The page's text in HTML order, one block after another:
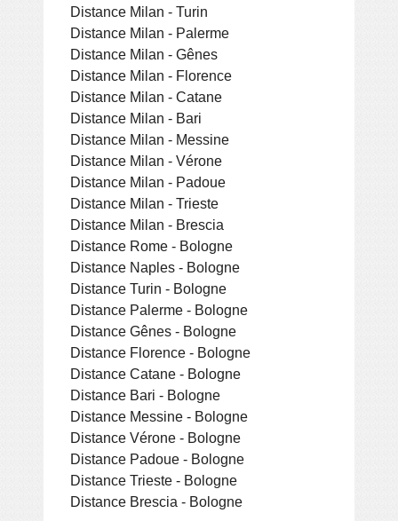
Distance Milan - Turin
Distance Milan - Palerme
Distance Milan - Gênes
Distance Milan - Florence
Distance Milan - Catane
Distance Milan - Bari
Distance Milan - Messine
Distance Milan - Vérone
Distance Milan - Padoue
Distance Milan - Trieste
Distance Milan - Brescia
Distance Rome - Bologne
Distance Naples - Bologne
Distance Turin - Bologne
Distance Palerme - Bologne
Distance Gênes - Bologne
Distance Florence - Bologne
Distance Catane - Bologne
Distance Bari - Bologne
Distance Messine - Bologne
Distance Vérone - Bologne
Distance Padoue - Bologne
Distance Trieste - Bologne
Distance Brescia - Bologne